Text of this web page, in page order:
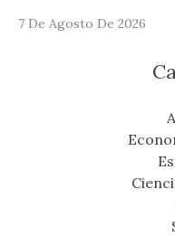
7 De Agosto De 2026